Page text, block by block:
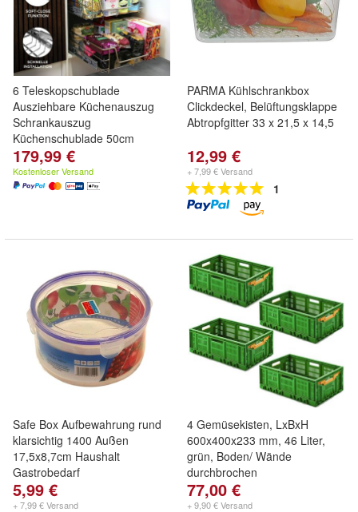
6 Teleskopschublade
Ausziehbare Küchenauszug
Schrankauszug
Küchenschublade 50cm
179,99 €
Kostenloser Versand
PARMA Kühlschrankbox
Clickdeckel, Belüftungsklappe
Abtropfgitter 33 x 21,5 x 14,5
12,99 €
+ 7,99 € Versand
1
Safe Box Aufbewahrung rund
klarsichtig 1400 Außen
17,5x8,7cm Haushalt
Gastrobedarf
5,99 €
+ 7,99 € Versand
4 Gemüsekisten, LxBxH
600x400x233 mm, 46 Liter,
grün, Boden/ Wände
durchbrochen
77,00 €
+ 9,90 € Versand